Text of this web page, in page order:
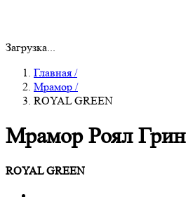
Загрузка...
Главная /
Мрамор /
ROYAL GREEN
Мрамор Роял Грин
ROYAL GREEN